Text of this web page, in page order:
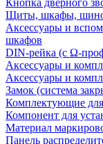
Кнопка дверного
Щиты, шкафы,
Аксессуары и
шкафов
DIN-рейка (с Ω-
Аксессуары и
Аксессуары и
Замок (система
Комплектующие для
Компонент для
Материал
Панель